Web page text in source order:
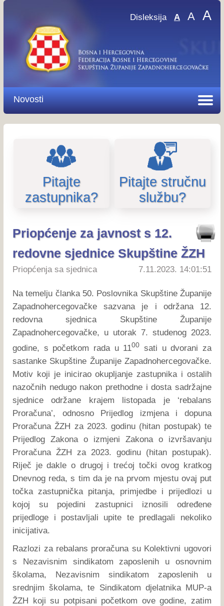
Disleksija A A A
Novosti
Pitajte
zastupnika?
Pitajte stručnu
službu?
Priopćenje za javnost s 12.
redovne sjednice Skupštine ŽZH
Priopćenja sa sjednica 7.11.2023. 14:01:51
Na temelju članka 50. Poslovnika Skupštine Županije
Zapadnohercegovačke sazvana je i održana 12.
redovna sjednica Skupštine Županije
Zapadnohercegovačke, u utorak 7. studenog 2023.
godine, s početkom rada u 1100 sati u dvorani za
sastanke Skupštine Županije Zapadnohercegovačke.
Motiv koji je inicirao okupljanje zastupnika i ostalih
nazočnih nedugo nakon prethodne i dosta sadržajne
sjednice održane krajem listopada je ‘rebalans
Proračuna’, odnosno Prijedlog izmjena i dopuna
Proračuna ŽZH za 2023. godinu (hitan postupak) te
Prijedlog Zakona o izmjeni Zakona o izvršavanju
Proračuna ŽZH za 2023. godinu (hitan postupak).
Riječ je dakle o drugoj i trećoj točki ovog kratkog
Dnevnog reda, s tim da je na prvom mjestu ovaj put
točka zastupnička pitanja, primjedbe i prijedlozi u
kojoj su pojedini zastupnici iznosili određene
prijedloge i postavljali upite te predlagali nekoliko
inicijativa.
Razlozi za rebalans proračuna su Kolektivni ugovori
s Nezavisnim sindikatom zaposlenih u osnovnim
školama, Nezavisnim sindikatom zaposlenih u
srednjim školama, te Sindikatom djelatnika MUP-a
ŽZH koji su potpisani početkom ove godine, zatim